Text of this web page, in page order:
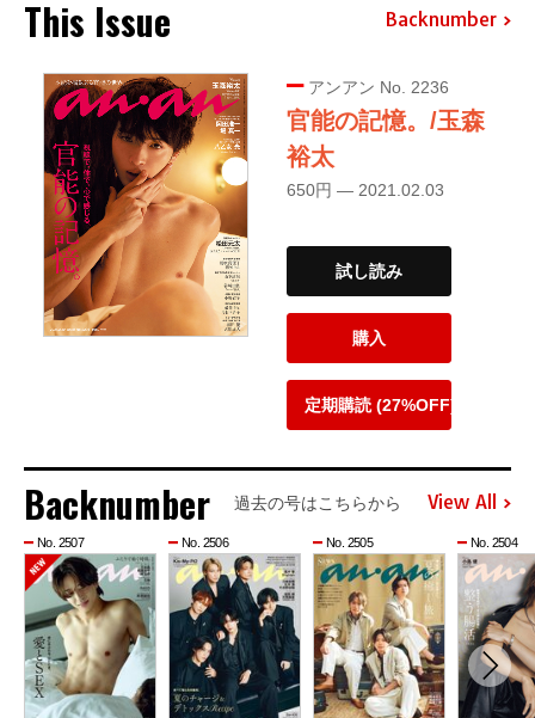
This Issue Backnumber
アンアン No. 2236
官能の記憶。/玉森
裕太
650円 — 2021.02.03
試し読み
購入
定期購読 (27%OFF)
Backnumber 過去の号はこちらから View All
No. 2507 No. 2506 No. 2505 No. 2504